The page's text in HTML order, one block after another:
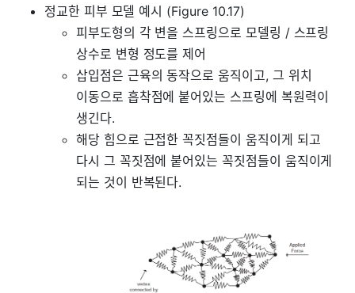
정교한 피부 모델 예시 (Figure 10.17)
피부도형의 각 변을 스프링으로 모델링 / 스프링
상수로 변형 정도를 제어
삽입점은 근육의 동작으로 움직이고, 그 위치
이동으로 흡착점에 붙어있는 스프링에 복원력이
생긴다.
해당 힘으로 근접한 꼭짓점들이 움직이게 되고
다시 그 꼭짓점에 붙어있는 꼭짓점들이 움직이게
되는 것이 반복된다.